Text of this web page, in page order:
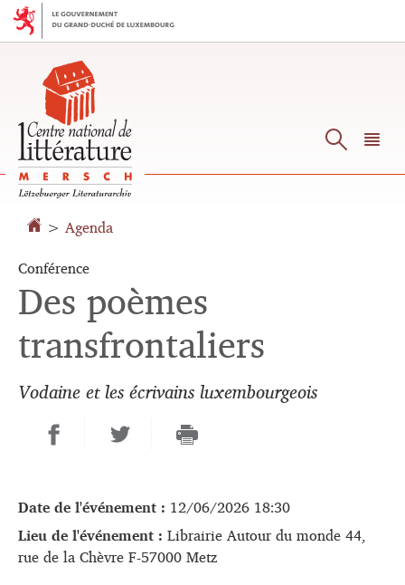
Aller
navigation
Aller
> Agenda
Conférence
Des poèmes
transfrontaliers
Vodaine et les écrivains luxembourgeois
Date de l'événement : 12/06/2026 18:30
Lieu de l'événement : Librairie Autour du monde 44,
rue de la Chèvre F-57000 Metz